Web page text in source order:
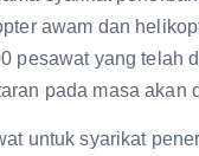
awam dan
pesawat yang telah
pada masa akan
untuk syarikat